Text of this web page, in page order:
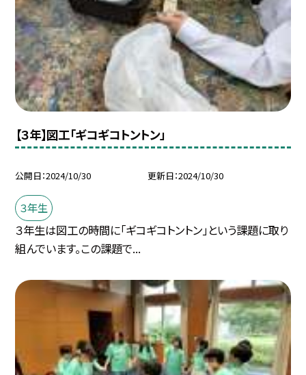
【３年】図工「ギコギコトントン」
公開日 2024/10/30 更新日 2024/10/30
３年生
３年生は図工の時間に「ギコギコトントン」という課題に取り
組んでいます。この課題で...